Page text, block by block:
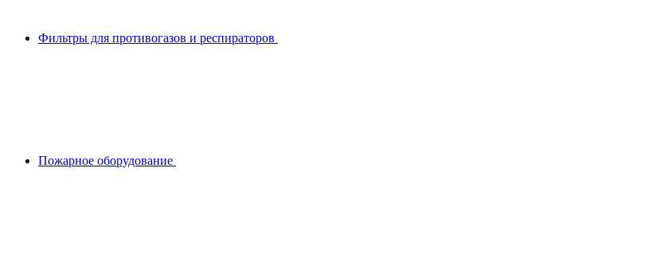
Фильтры для противогазов и респираторов
Пожарное оборудование